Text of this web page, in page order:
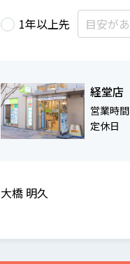
1年以上先
経堂店
営業時間
定休日
大橋 明久